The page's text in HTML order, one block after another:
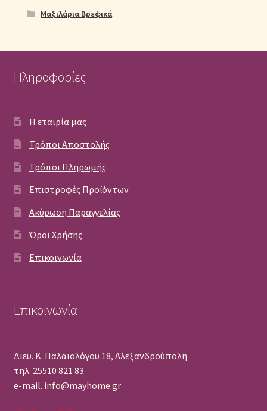
Μαξιλάρια Βρεφικά
Πληροφορίες
Η εταιρία μας
Τρόποι Αποστολής
Τρόποι Πληρωμής
Επιστροφές Προϊόντων
Ακύρωση Παραγγελίας
Όροι Χρήσης
Επικοινωνία
Επικοινωνία
Διευ. Κ. Παλαιολόγου 18, Αλεξανδρούπολη
τηλ. 25510 821 83
e-mail. info@mayhome.gr